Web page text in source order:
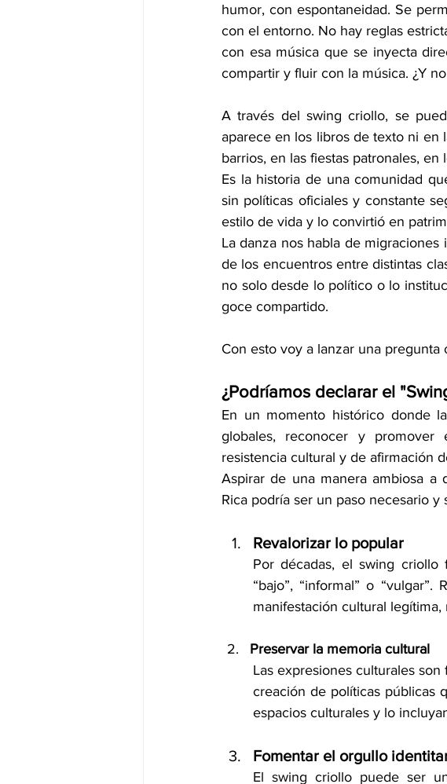
humor, con espontaneidad. Se
con el entorno. No hay reglas
con esa música que se inyecta
compartir y fluir con la música. ¿Y
A través del swing criollo, se
aparece en los libros de texto ni en
barrios, en las fiestas patronales,
Es la historia de una comunidad
sin políticas oficiales y constante
estilo de vida y lo convirtió en
La danza nos habla de
de los encuentros entre distintas
no solo desde lo político o lo
goce compartido.
Con esto voy a lanzar una pregunta
¿Podríamos declarar el
En un momento histórico donde
globales, reconocer y
resistencia cultural y de afirmación
Aspirar de una manera ambiosa
Rica podría ser un paso necesario
Revalorizar lo popular
Por décadas, el swing
“bajo”, “informal” o
manifestación cultural
Preservar la memoria cultural
Las expresiones culturales
creación de políticas públicas
espacios culturales y lo
Fomentar el orgullo
El swing criollo puede ser